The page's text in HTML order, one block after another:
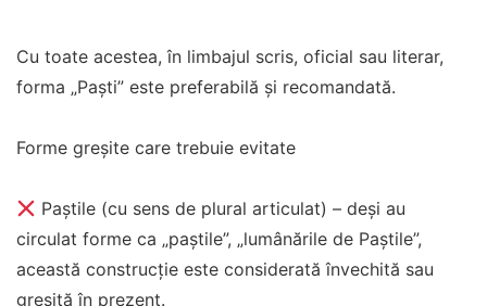
Cu toate acestea, în limbajul scris, oficial sau literar,
forma „Paști” este preferabilă și recomandată.
Forme greșite care trebuie evitate
Paștile (cu sens de plural articulat) – deși au
circulat forme ca „paștile”, „lumânările de Paștile”,
această construcție este considerată învechită sau
greșită în prezent.